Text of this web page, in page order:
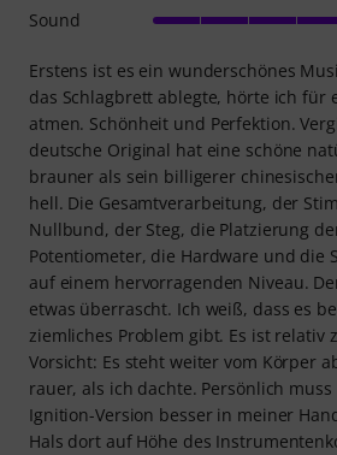
Erstens ist es ein wunderschönes
das Schlagbrett ablegte, hörte ich für
atmen. Schönheit und Perfektion.
deutsche Original hat eine schöne
brauner als sein billigerer
hell. Die Gesamtverarbeitung, der
Nullbund, der Steg, die Platzierung
Potentiometer, die Hardware und die
auf einem hervorragenden Niveau.
etwas überrascht. Ich weiß, dass es
ziemliches Problem gibt. Es ist relativ
Vorsicht: Es steht weiter vom Körper
rauer, als ich dachte. Persönlich
Ignition-Version besser in meiner
Hals dort auf Höhe des
Sound